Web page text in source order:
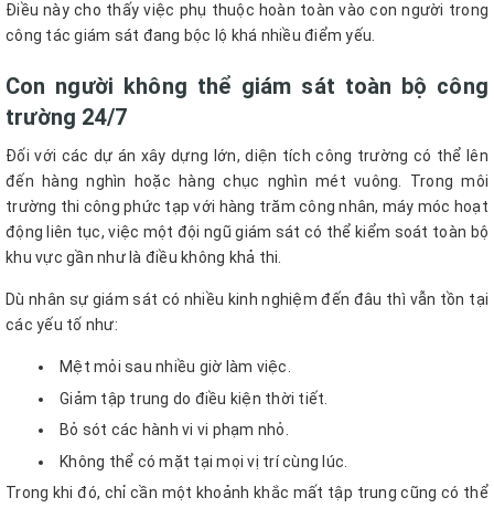
Điều này cho thấy việc phụ thuộc hoàn toàn vào con người trong
công tác giám sát đang bộc lộ khá nhiều điểm yếu.
Con người không thể giám sát toàn bộ công
trường 24/7
Đối với các dự án xây dựng lớn, diện tích công trường có thể lên
đến hàng nghìn hoặc hàng chục nghìn mét vuông. Trong môi
trường thi công phức tạp với hàng trăm công nhân, máy móc hoạt
động liên tục, việc một đội ngũ giám sát có thể kiểm soát toàn bộ
khu vực gần như là điều không khả thi.
Dù nhân sự giám sát có nhiều kinh nghiệm đến đâu thì vẫn tồn tại
các yếu tố như:
Mệt mỏi sau nhiều giờ làm việc.
Giảm tập trung do điều kiện thời tiết.
Bỏ sót các hành vi vi phạm nhỏ.
Không thể có mặt tại mọi vị trí cùng lúc.
Trong khi đó, chỉ cần một khoảnh khắc mất tập trung cũng có thể